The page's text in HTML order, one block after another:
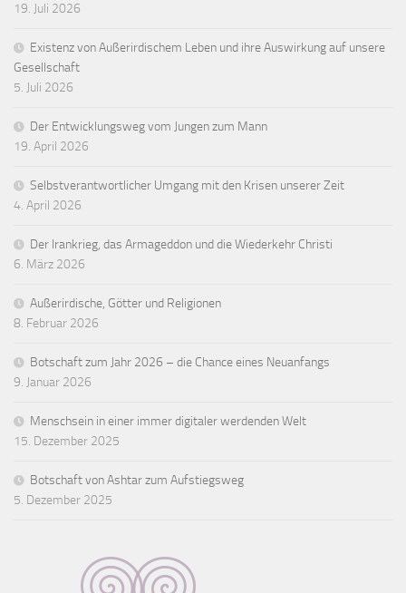
19. Juli 2026
Existenz von Außerirdischem Leben und ihre Auswirkung auf unsere
Gesellschaft
5. Juli 2026
Der Entwicklungsweg vom Jungen zum Mann
19. April 2026
Selbstverantwortlicher Umgang mit den Krisen unserer Zeit
4. April 2026
Der Irankrieg, das Armageddon und die Wiederkehr Christi
6. März 2026
Außerirdische, Götter und Religionen
8. Februar 2026
Botschaft zum Jahr 2026 – die Chance eines Neuanfangs
9. Januar 2026
Menschsein in einer immer digitaler werdenden Welt
15. Dezember 2025
Botschaft von Ashtar zum Aufstiegsweg
5. Dezember 2025